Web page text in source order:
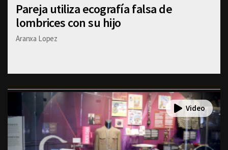
Pareja utiliza ecografía falsa de
lombrices con su hijo
Aranxa Lopez